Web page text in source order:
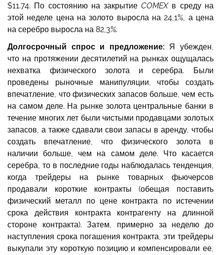
$11.74. По состоянию на закрытиеCOMEXв среду на
этой неделе цена на золото выросла на 24,1%, а цена
на серебро выросла на 82,3%.
Долгосрочный спрос и предложение: Я убежден,
что на протяжении десятилетий на рынках ощущалась
нехватка физического золота и серебра. Были
проведены рыночные манипуляции, чтобы создать
впечатление, что физических запасов больше, чем есть
на самом деле. На рынке золота центральные банки в
течение многих лет были чистыми продавцами золотых
запасов, а также сдавали свои запасы в аренду, чтобы
создать впечатление, что физического золота в
наличии больше, чем на самом деле. Что касается
серебра, то в последние годы наблюдалась тенденция,
когда трейдеры на рынке товарных фьючерсов
продавали короткие контракты (обещая поставить
физический металл по цене контракта по истечении
срока действия контракта контрагенту на длинной
стороне контракта). Затем, примерно за неделю до
наступления срока погашения контракта, эти трейдеры
выкупали эту короткую позицию и компенсировали ее,